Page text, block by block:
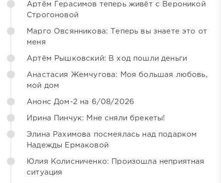
Артём Герасимов теперь живёт с Вероникой
Строгоновой
Марго Овсянникова: Теперь вы знаете это от
меня
Артём Рышковский: В ход пошли деньги
Анастасия Жемчугова: Моя большая любовь,
мой дом
Анонс Дом-2 на 6/08/2026
Ирина Пинчук: Мне сняли брекеты!
Элина Рахимова посмеялась над подарком
Надежды Ермаковой
Юлия Колисниченко: Произошла неприятная
ситуация